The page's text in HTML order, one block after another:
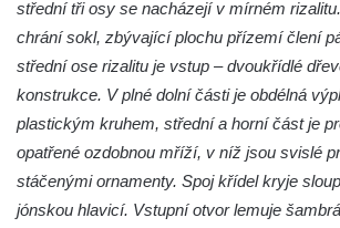
Budova základní školy v Lužci nad Vltavou
Dům čp. 11 v Hrobčicích
Budova stáčírny Bílina-Kyselka
Královská mincovna v Jáchymově
Chudobinec Franze Preidla v České
Kamenici
střední tři osy se nacházejí v mírném
chrání sokl, zbývající plochu přízemí člení
střední ose rizalitu je vstup – dvoukřídlé
konstrukce. V plné dolní části je obdélná
plastickým kruhem, střední a horní část je
opatřené ozdobnou mříží, v níž jsou svislé
stáčenými ornamenty. Spoj křídel kryje
jónskou hlavicí. Vstupní otvor lemuje